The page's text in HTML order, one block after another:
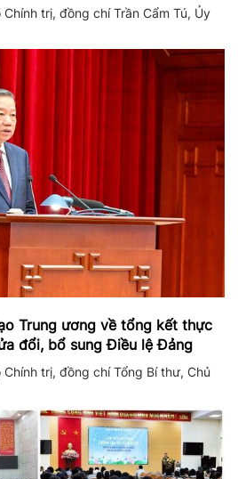
trị, đồng chí Trần Cẩm Tú, Ủy
Trung ương về tổng kết thực
đổi, bổ sung Điều lệ Đảng
trị, đồng chí Tổng Bí thư, Chủ